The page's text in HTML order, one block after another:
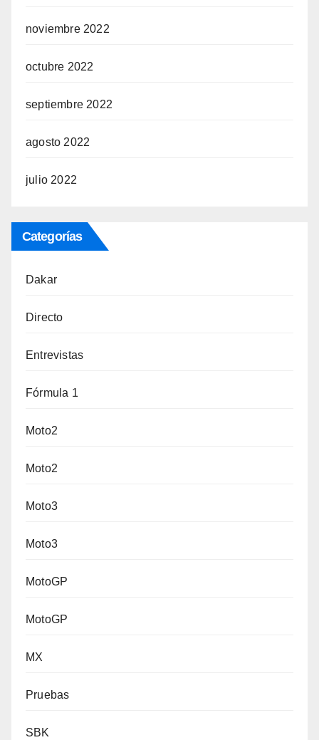
noviembre 2022
octubre 2022
septiembre 2022
agosto 2022
julio 2022
Categorías
Dakar
Directo
Entrevistas
Fórmula 1
Moto2
Moto2
Moto3
Moto3
MotoGP
MotoGP
MX
Pruebas
SBK